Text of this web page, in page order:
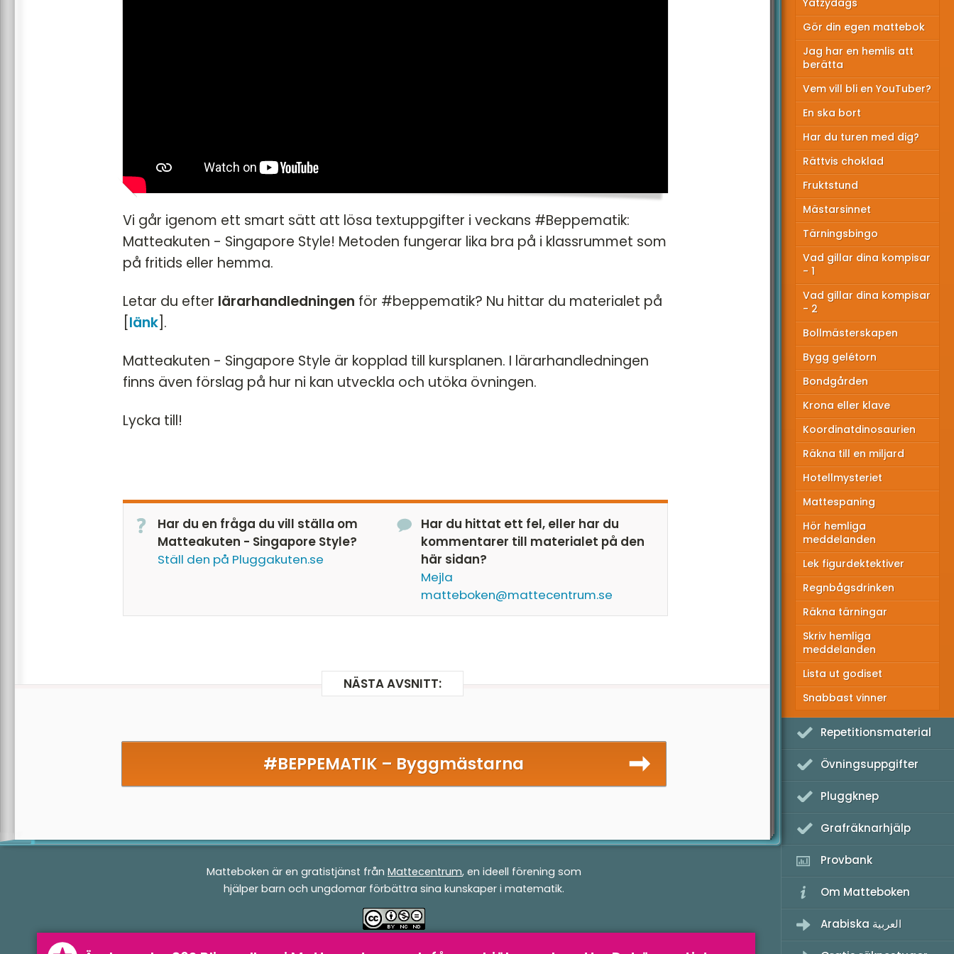
Vi går igenom ett smart sätt att lösa textuppgifter i veckans #Beppematik:
Matteakuten - Singapore Style! Metoden fungerar lika bra på i klassrummet som
på fritids eller hemma.
Letar du efter lärarhandledningen för #beppematik? Nu hittar du materialet på
länk ].
Matteakuten - Singapore Style är kopplad till kursplanen. I lärarhandledningen
finns även förslag på hur ni kan utveckla och utöka övningen.
Lycka till!
Har du en fråga du vill ställa om
Matteakuten - Singapore Style?
Ställ den på Pluggakuten.se
Har du hittat ett fel, eller har du
kommentarer till materialet på den
här sidan?
Mejla
matteboken@mattecentrum.se
NÄSTA AVSNITT:
#BEPPEMATIK – Byggmästarna
Yatzydags
Gör din egen mattebok
Jag har en hemlis att
berätta
Vem vill bli en YouTuber?
En ska bort
Har du turen med dig?
Rättvis choklad
Fruktstund
Mästarsinnet
Tärningsbingo
Vad gillar dina kompisar
- 1
Vad gillar dina kompisar
- 2
Bollmästerskapen
Bygg gelétorn
Bondgården
Krona eller klave
Koordinatdinosaurien
Räkna till en miljard
Hotellmysteriet
Mattespaning
Hör hemliga
meddelanden
Lek figurdektektiver
Regnbågsdrinken
Räkna tärningar
Skriv hemliga
meddelanden
Lista ut godiset
Snabbast vinner
Repetitionsmaterial
Övningsuppgifter
Pluggknep
Grafräknarhjälp
Provbank
Om Matteboken
Arabiska العربية
Matteboken är en gratistjänst från Mattecentrum, en ideell förening som
hjälper barn och ungdomar förbättra sina kunskaper i matematik.